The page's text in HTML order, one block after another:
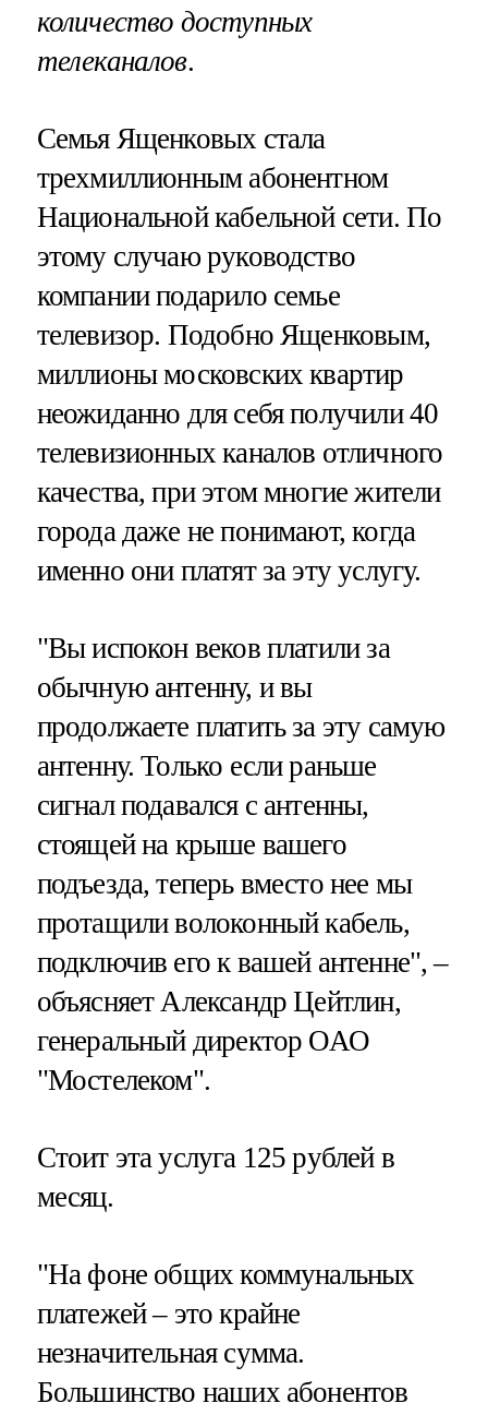
количество доступных
телеканалов.
Семья Ященковых стала
трехмиллионным абонентном
Национальной кабельной сети. По
этому случаю руководство
компании подарило семье
телевизор. Подобно Ященковым,
миллионы московских квартир
неожиданно для себя получили 40
телевизионных каналов отличного
качества, при этом многие жители
города даже не понимают, когда
именно они платят за эту услугу.
"Вы испокон веков платили за
обычную антенну, и вы
продолжаете платить за эту самую
антенну. Только если раньше
сигнал подавался с антенны,
стоящей на крыше вашего
подъезда, теперь вместо нее мы
протащили волоконный кабель,
подключив его к вашей антенне", –
объясняет Александр Цейтлин,
генеральный директор ОАО
"Мостелеком".
Стоит эта услуга 125 рублей в
месяц.
"На фоне общих коммунальных
платежей – это крайне
незначительная сумма.
Большинство наших абонентов